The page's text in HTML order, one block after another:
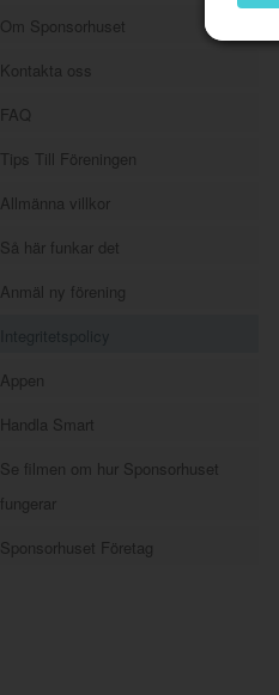
Om Sponsorhuset
Kontakta oss
FAQ
Tips Till Föreningen
Allmänna villkor
Så här funkar det
Anmäl ny förening
Appen
Handla Smart
Se filmen om hur Sponsorhuset
fungerar
Sponsorhuset Företag